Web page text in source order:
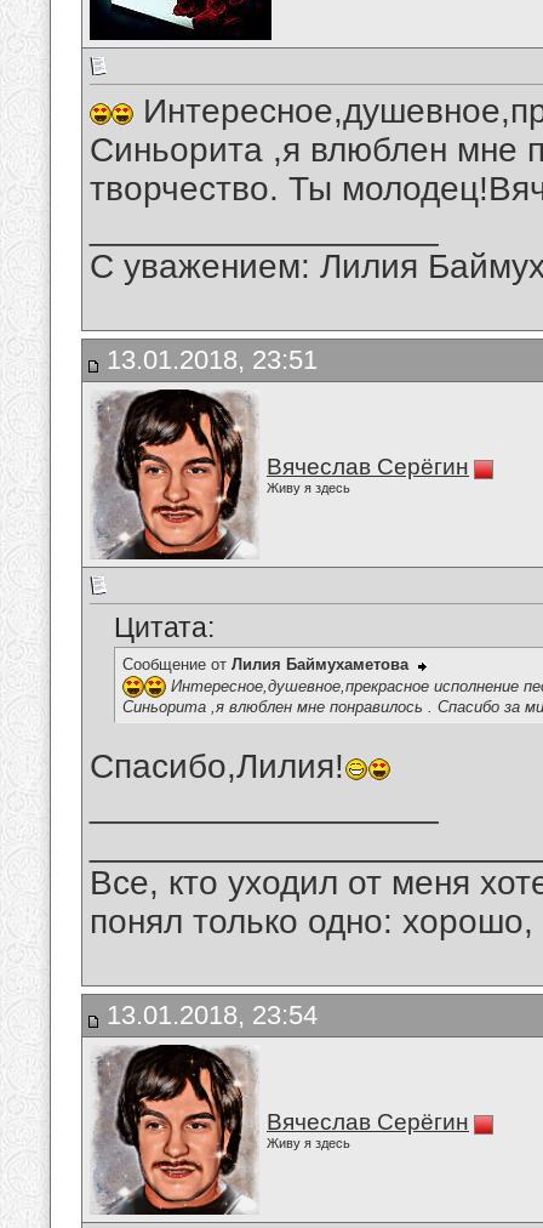
Синьорита ,я влюблен мне
творчество. Ты
С уважением: Лилия
13.01.2018, 23:51
Вячеслав Серёгин
Живу я здесь
Цитата:
Сообщение от Лилия Баймухаметова
Интересное,душевное,прекрасное исполнение
Синьорита ,я влюблен мне понравилось . Спасибо за
Спасибо,Лилия!
Все, кто уходил от меня
понял только одно:
13.01.2018, 23:54
Вячеслав Серёгин
Живу я здесь